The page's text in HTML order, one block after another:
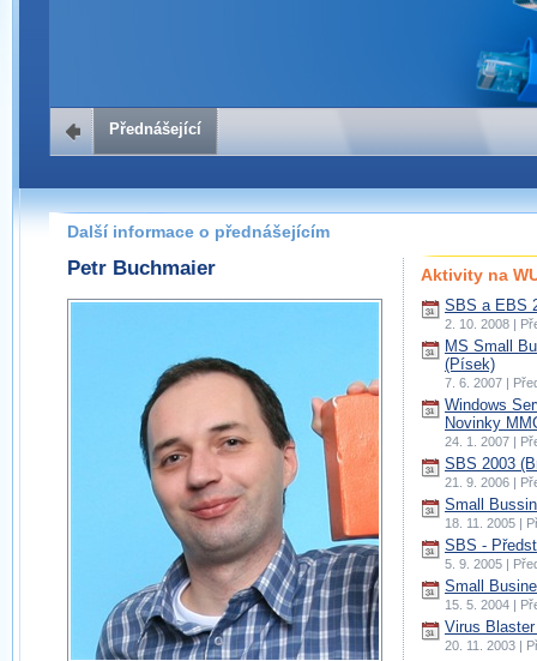
Přednášející
Další informace o přednášejícím
Petr Buchmaier Aktivity na
SBS a EBS
2. 10. 2008 |
MS Small
(Písek)
7. 6. 2007 |
Windows
Novinky
24. 1. 2007 |
SBS 2003
21. 9. 2006 |
Small
18. 11. 2005 |
SBS -
5. 9. 2005 |
Small
15. 5. 2004 |
Virus
20. 11. 2003 |